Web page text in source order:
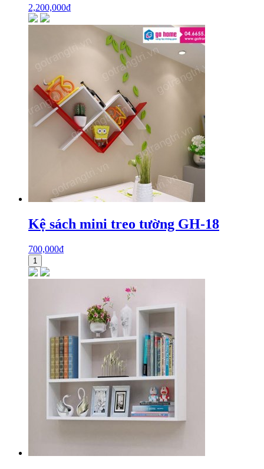
2,200,000₫
Kệ sách mini treo tường GH-18
700,000₫
1